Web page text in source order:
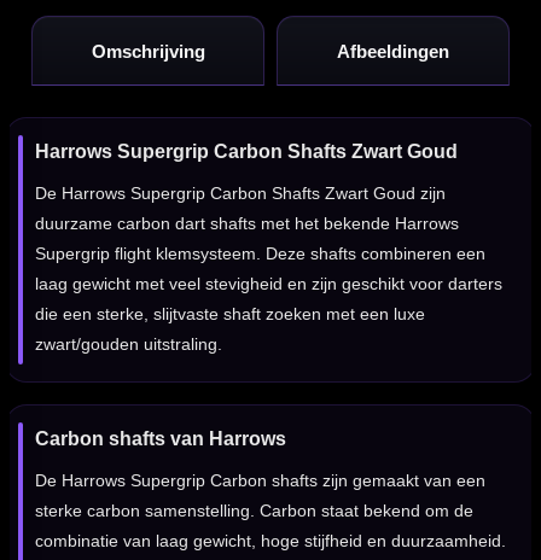
Omschrijving Afbeeldingen
Harrows Supergrip Carbon Shafts Zwart Goud
De Harrows Supergrip Carbon Shafts Zwart Goud zijn
duurzame carbon dart shafts met het bekende Harrows
Supergrip flight klemsysteem. Deze shafts combineren een
laag gewicht met veel stevigheid en zijn geschikt voor darters
die een sterke, slijtvaste shaft zoeken met een luxe
zwart/gouden uitstraling.
Carbon shafts van Harrows
De Harrows Supergrip Carbon shafts zijn gemaakt van een
sterke carbon samenstelling. Carbon staat bekend om de
combinatie van laag gewicht, hoge stijfheid en duurzaamheid.